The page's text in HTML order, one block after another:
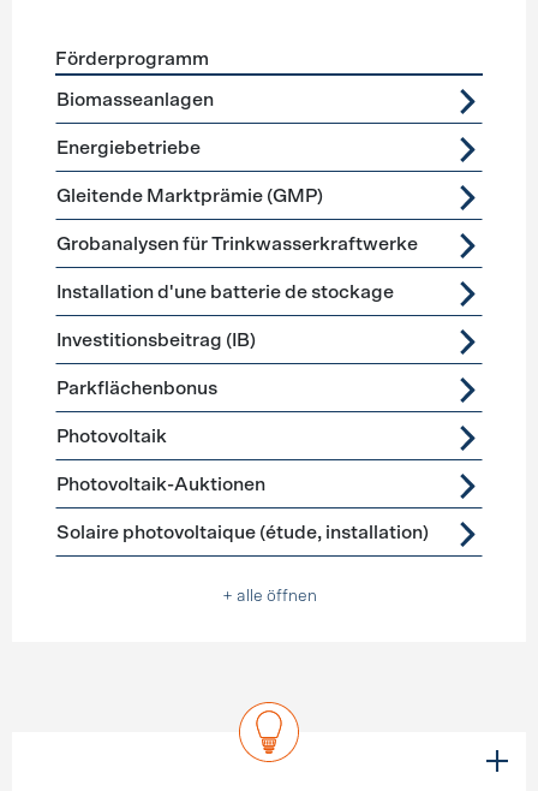
Förderprogramme
Förderprogramm
Biomasseanlagen
Energiebetriebe
Gleitende Marktprämie (GMP)
Grobanalysen für Trinkwasserkraftwerke
Installation d'une batterie de stockage
Investitionsbeitrag (IB)
Parkflächenbonus
Photovoltaik
Photovoltaik-Auktionen
Solaire photovoltaique (étude, installation)
+ alle öffnen